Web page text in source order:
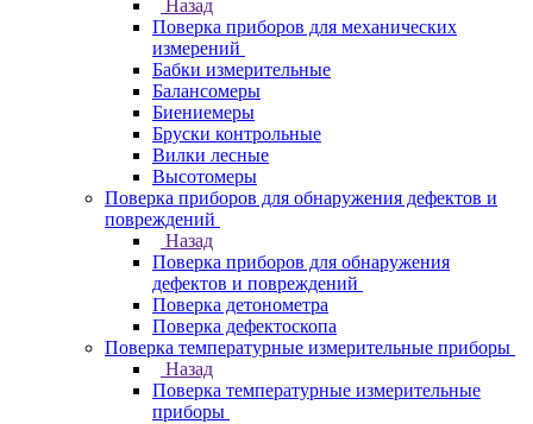
Назад
Поверка приборов для механических
измерений
Бабки измерительные
Балансомеры
Биениемеры
Бруски контрольные
Вилки лесные
Высотомеры
Поверка приборов для обнаружения дефектов и
повреждений
Назад
Поверка приборов для обнаружения
дефектов и повреждений
Поверка детонометра
Поверка дефектоскопа
Поверка температурные измерительные приборы
Назад
Поверка температурные измерительные
приборы